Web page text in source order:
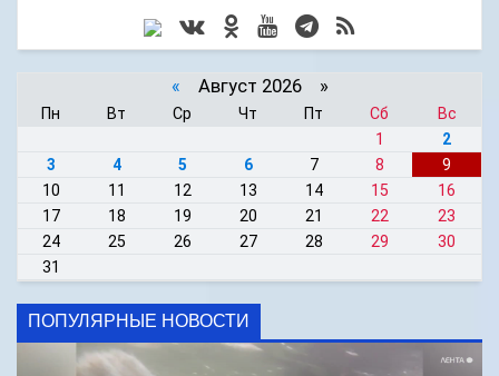
« Август 2026 »
Пн Вт Ср Чт Пт Сб
Вс
1
2
3
4 5 6 7 8
9
10
11 12 13 14 15
16
17
18 19 20 21 22
23
24
25 26 27 28 29
30
31
ПОПУЛЯРНЫЕ НОВОСТИ